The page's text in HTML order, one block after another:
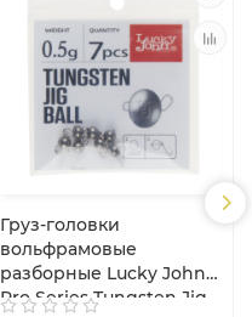
Груз-головки
вольфрамовые
разборные Lucky John
Pro Series Tungsten Jig